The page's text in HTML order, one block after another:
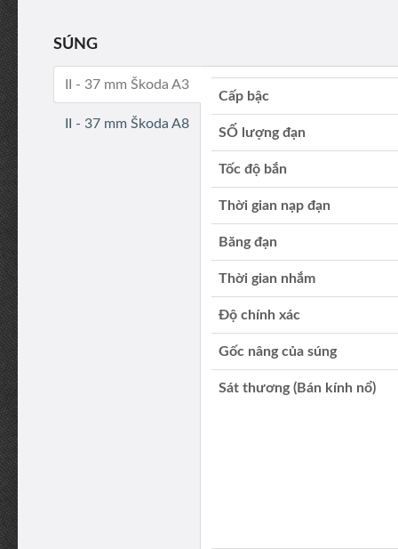
SÚNG
II - 37 mm Škoda A3
II - 37 mm Škoda A8
Cấp bậc
SỐ lượng đạn
Tốc độ bắn
Thời gian nạp đạn
Băng đạn
Thời gian nhắm
Độ chính xác
Gốc nâng của súng
Sát thương (Bán kính nổ)